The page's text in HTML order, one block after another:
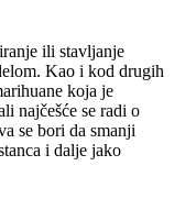
ili stavljanje
Kao i kod drugih
koja je
najčešće se radi o
se bori da smanji
i dalje jako